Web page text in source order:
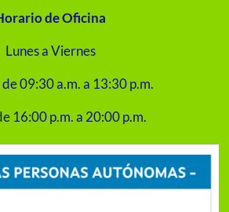
de Oficina
Lunes a Viernes
09:30 a.m. a 13:30 p.m.
16:00 p.m. a 20:00 p.m.